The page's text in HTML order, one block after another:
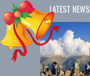
LATEST NEWS